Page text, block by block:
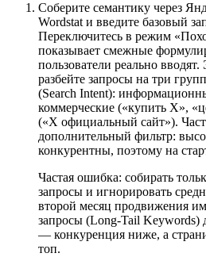
Соберите семантику через
Wordstat и введите базовый
Переключитесь в режим
показывает смежные
пользователи реально
разбейте запросы на три
(Search Intent):
коммерческие («купить X»,
(«X официальный сайт»).
дополнительный фильтр:
конкурентны, поэтому на
Частая ошибка: собирать
запросы и игнорировать
второй месяц продвижения
запросы (Long-Tail Keywords)
— конкуренция ниже, а
топ.